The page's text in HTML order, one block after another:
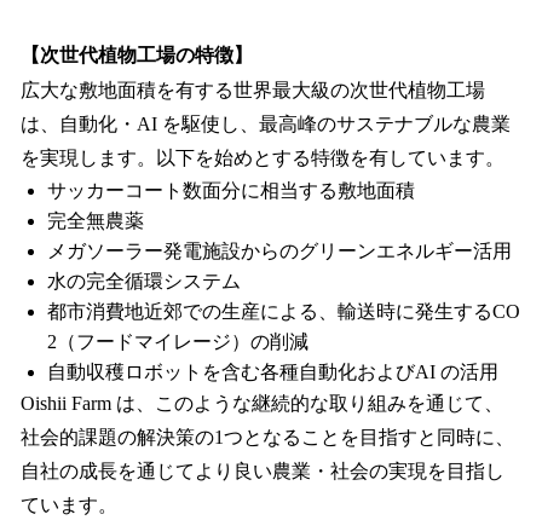
【次世代植物工場の特徴】
広大な敷地面積を有する世界最大級の次世代植物工場
は、自動化・AI を駆使し、最高峰のサステナブルな農業
を実現します。以下を始めとする特徴を有しています。
サッカーコート数面分に相当する敷地面積
完全無農薬
メガソーラー発電施設からのグリーンエネルギー活用
水の完全循環システム
都市消費地近郊での生産による、輸送時に発生するCO
2（フードマイレージ）の削減
自動収穫ロボットを含む各種自動化およびAI の活用
Oishii Farm は、このような継続的な取り組みを通じて、
社会的課題の解決策の1つとなることを目指すと同時に、
自社の成長を通じてより良い農業・社会の実現を目指し
ています。